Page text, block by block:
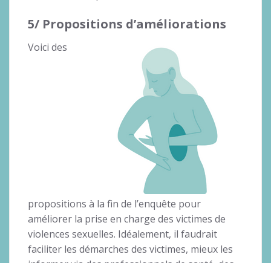
5/ Propositions d’améliorations
Voici des
propositions à la fin de l’enquête pour
améliorer la prise en charge des victimes de
violences sexuelles. Idéalement, il faudrait
faciliter les démarches des victimes, mieux les